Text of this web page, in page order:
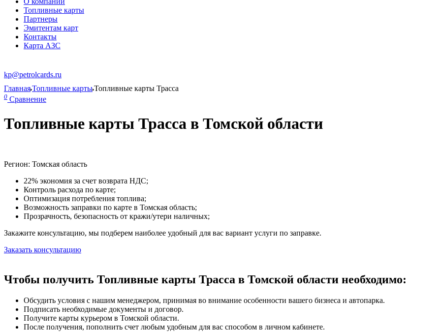
Топливные карты
Партнеры
Эмитентам карт
Контакты
Карта АЗС
kp@petrolcards.ru
ГлавнаяТопливные картыТопливные карты Трасса
0 Сравнение
Топливные карты Трасса в Томской области
Регион: Томская область
22% экономия за счет возврата НДС;
Контроль расхода по карте;
Оптимизация потребления топлива;
Возможность заправки по карте в Томская область;
Прозрачность, безопасность от кражи/утери наличных;
Закажите консультацию, мы подберем наиболее удобный для вас вариант услуги по заправке.
Заказать консультацию
Чтобы получить Топливные карты Трасса в Томской области необходимо:
Обсудить условия с нашим менеджером, принимая во внимание особенности вашего бизнеса и автопарка.
Подписать необходимые документы и договор.
Получите карты курьером в Томской области.
После получения, пополнить счет любым удобным для вас способом в личном кабинете.